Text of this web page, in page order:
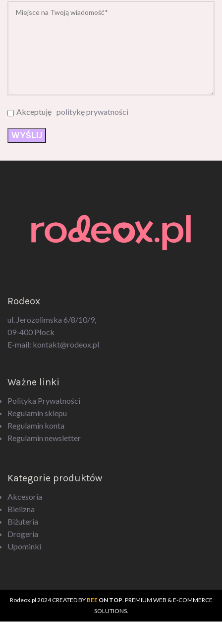
Akceptuję politykę prywatności
Rodeox
ul. Jerozolimska 6/8/10/9,
09-400 Płock
E-mail: kontakt@rodeox.pl
Ważne linki
Polityka Prywatności
Regulamin sklepu
Regulamin konta
Regulamin newsletter
Kategorie produktów
Akcesoria
Bielizna
Biżuteria
Drogeria
Upominki
Rodeox.pl 2024 CREATED BY BEEON TOP . PREMIUM WEB & E-COMMERCE
SOLUTIONS.